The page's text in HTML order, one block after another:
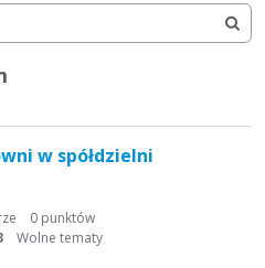
w spółdzielni
0 punktów
Wolne tematy